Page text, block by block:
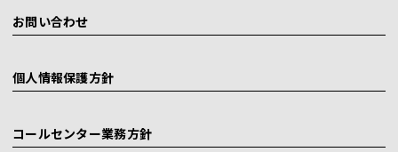
お問い合わせ
個人情報保護方針
コールセンター業務方針